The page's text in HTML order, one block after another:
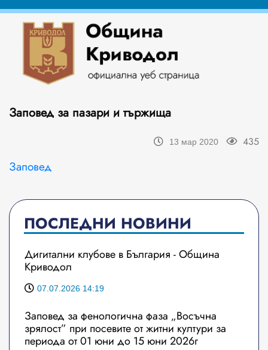
Заповед за пазари и тържища
13 мар 2020 435
Заповед
ПОСЛЕДНИ НОВИНИ
Дигитални клубове в България - Община
Криводол
07.07.2026 14:19
Заповед за фенологична фаза „Восъчна
зрялост” при посевите от житни култури за
периода от 01 юни до 15 юни 2026г